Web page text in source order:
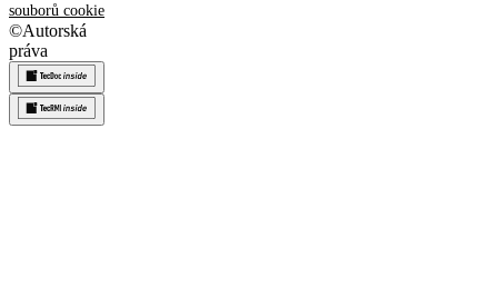
souborů cookie
©Autorská
práva